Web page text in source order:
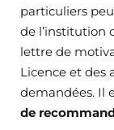
particuliers
de l’institution
lettre de
Licence et des
demandées. Il
de